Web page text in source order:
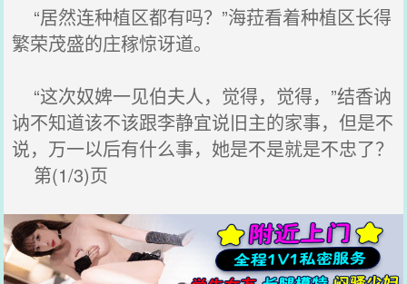
“居然连种植区都有吗？”海菈看着种植区长得
繁荣茂盛的庄稼惊讶道。
“这次奴婢一见伯夫人，觉得，觉得，”结香讷
讷不知道该不该跟李静宜说旧主的家事，但是不
说，万一以后有什么事，她是不是就是不忠了？
第(1/3)页